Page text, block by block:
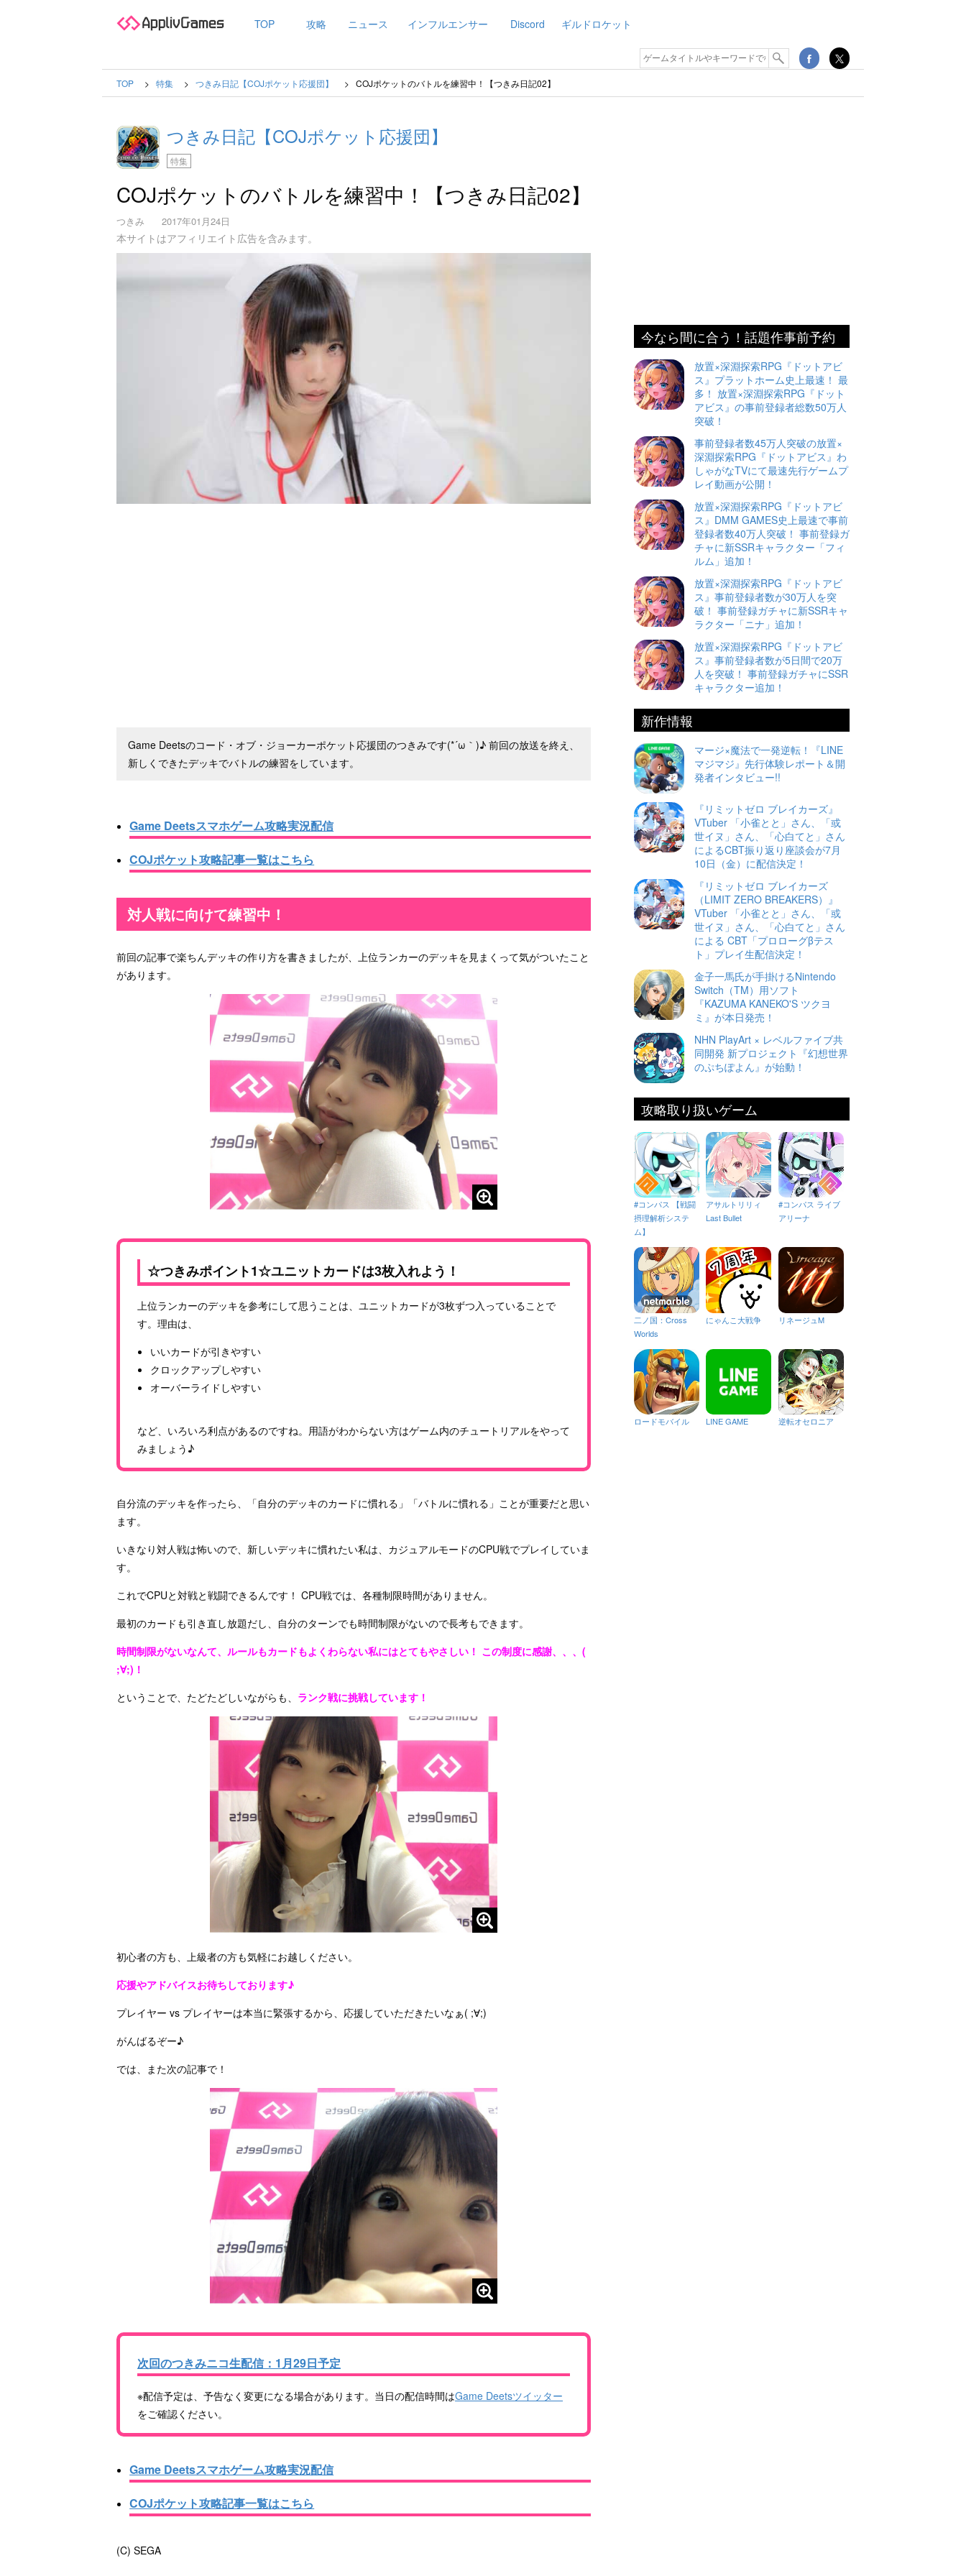
TOP 攻略 ニュース インフルエンサー Discord ギルドロケット
TOP 特集 つきみ日記【COJポケット応援団】 COJポケットのバトルを練習中！【つきみ日記02】
つきみ日記【COJポケット応援団】
特集
COJポケットのバトルを練習中！【つきみ日記02】
つきみ 2017年01月24日
本サイトはアフィリエイト広告を含みます。
Game Deetsのコード・オブ・ジョーカーポケット応援団のつきみです(*´ω｀)♪ 前回の放送を終え、
新しくできたデッキでバトルの練習をしています。
Game Deetsスマホゲーム攻略実況配信
COJポケット攻略記事一覧はこちら
対人戦に向けて練習中！
前回の記事で楽ちんデッキの作り方を書きましたが、上位ランカーのデッキを見まくって気がついたこと
があります。
☆つきみポイント1☆ユニットカードは3枚入れよう！
上位ランカーのデッキを参考にして思うことは、ユニットカードが3枚ずつ入っていることで
す。理由は、
いいカードが引きやすい
クロックアップしやすい
オーバーライドしやすい
など、いろいろ利点があるのですね。用語がわからない方はゲーム内のチュートリアルをやって
みましょう♪
自分流のデッキを作ったら、「自分のデッキのカードに慣れる」「バトルに慣れる」ことが重要だと思い
ます。
いきなり対人戦は怖いので、新しいデッキに慣れたい私は、カジュアルモードのCPU戦でプレイしていま
す。
これでCPUと対戦と戦闘できるんです！ CPU戦では、各種制限時間がありません。
最初のカードも引き直し放題だし、自分のターンでも時間制限がないので長考もできます。
時間制限がないなんて、ルールもカードもよくわらない私にはとてもやさしい！ この制度に感謝、、、(
;∀;)！
ということで、たどたどしいながらも、 ランク戦に挑戦しています！
初心者の方も、上級者の方も気軽にお越しください。
応援やアドバイスお待ちしております♪
プレイヤー vs プレイヤーは本当に緊張するから、応援していただきたいなぁ( ;∀;)
がんばるぞー♪
では、また次の記事で！
次回のつきみニコ生配信：1月29日予定
※配信予定は、予告なく変更になる場合があります。当日の配信時間はGame Deetsツイッター
をご確認ください。
Game Deetsスマホゲーム攻略実況配信
COJポケット攻略記事一覧はこちら
(C) SEGA
今なら間に合う！話題作事前予約
放置×深淵探索RPG『ドットアビ
ス』プラットホーム史上最速！ 最
多！ 放置×深淵探索RPG『ドット
アビス』の事前登録者総数50万人
突破！
事前登録者数45万人突破の放置×
深淵探索RPG『ドットアビス』わ
しゃがなTVにて最速先行ゲームプ
レイ動画が公開！
放置×深淵探索RPG『ドットアビ
ス』DMM GAMES史上最速で事前
登録者数40万人突破！ 事前登録ガ
チャに新SSRキャラクター「フィ
ルム」追加！
放置×深淵探索RPG『ドットアビ
ス』事前登録者数が30万人を突
破！ 事前登録ガチャに新SSRキャ
ラクター「ニナ」追加！
放置×深淵探索RPG『ドットアビ
ス』事前登録者数が5日間で20万
人を突破！ 事前登録ガチャにSSR
キャラクター追加！
新作情報
マージ×魔法で一発逆転！『LINE
マジマジ』先行体験レポート＆開
発者インタビュー!!
『リミットゼロ ブレイカーズ』
VTuber 「小雀とと」さん、「或
世イヌ」さん、「心白てと」さん
によるCBT振り返り座談会が7月
10日（金）に配信決定！
『リミットゼロ ブレイカーズ
（LIMIT ZERO BREAKERS）』
VTuber 「小雀とと」さん、「或
世イヌ」さん、「心白てと」さん
による CBT「プロローグβテス
ト」プレイ生配信決定！
金子一馬氏が手掛けるNintendo
Switch（TM）用ソフト
『KAZUMA KANEKO'S ツクヨ
ミ』が本日発売！
NHN PlayArt × レベルファイブ共
同開発 新プロジェクト『幻想世界
のぷちぽよん』が始動！
攻略取り扱いゲーム
#コンパス 【戦闘
摂理解析システ
ム】
アサルトリリィ
Last Bullet
#コンパス ライブ
アリーナ
二ノ国：Cross
Worlds
にゃんこ大戦争 リネージュM
ロードモバイル LINE GAME 逆転オセロニア